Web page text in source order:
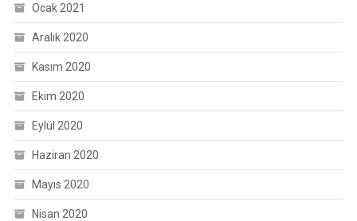
Ocak 2021
Aralık 2020
Kasım 2020
Ekim 2020
Eylül 2020
Haziran 2020
Mayıs 2020
Nisan 2020